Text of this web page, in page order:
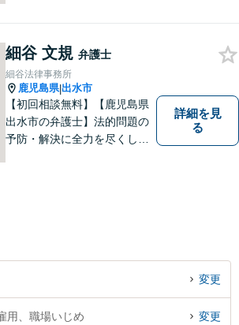
をご提案いたします。
細谷 文規 弁護士
細谷法律事務所
鹿児島県|出水市
【初回相談無料】【鹿児島県
出水市の弁護士】法的問題の
予防・解決に全力を尽くしま
詳細を見
る
変更
用、職場いじめ 変更